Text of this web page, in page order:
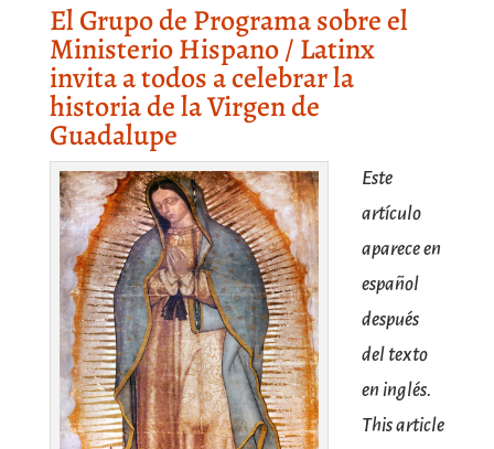
El Grupo de Programa sobre el
Ministerio Hispano / Latinx
invita a todos a celebrar la
historia de la Virgen de
Guadalupe
Este
artículo
aparece en
español
después
del texto
en inglés.
This article